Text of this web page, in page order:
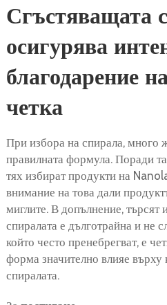
Сгъстяващата
осигурява
благодарение
четка
При избора на спирала, много
правилната формула. Поради
тях избират продукти на
внимание на това дали
миглите. В допълнение,
спиралата е дълготрайна и не
който често пренебрегват, е
форма значително влияе върху
спиралата.